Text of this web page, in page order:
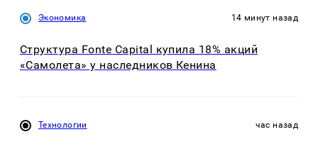
Экономика 14 минут назад
Структура Fonte Capital купила 18% акций
«Самолета» у наследников Кенина
Технологии час назад